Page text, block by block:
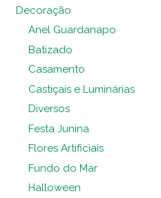
Decoração
Anel Guardanapo
Batizado
Casamento
Castiçais e Luminárias
Diversos
Festa Junina
Flores Artificiais
Fundo do Mar
Halloween